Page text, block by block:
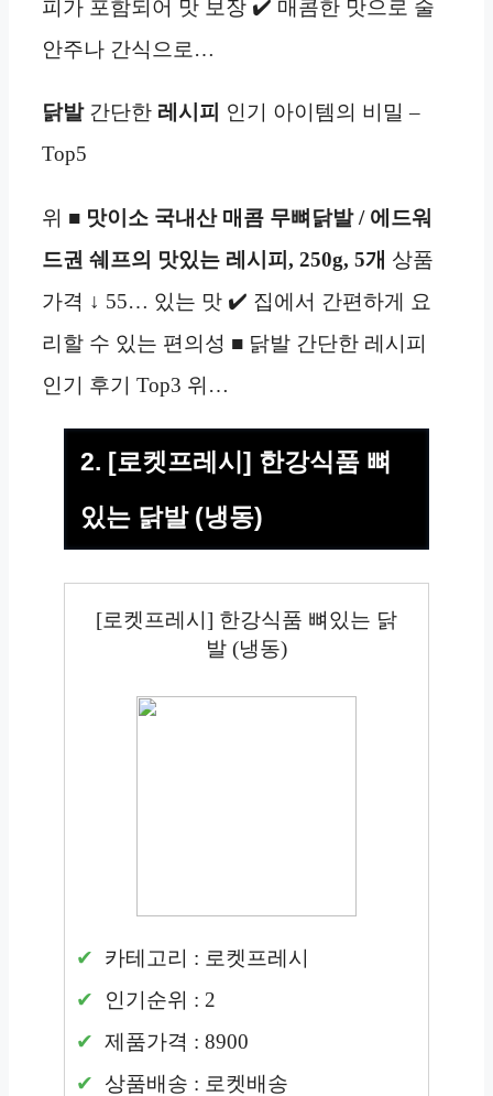
피가 포함되어 맛 보장 ✔️ 매콤한 맛으로 술
안주나 간식으로…
닭발간단한 레시피 인기 아이템의 비밀 –
Top5
위 ■ 맛이소 국내산 매콤 무뼈닭발 / 에드워
드권 쉐프의 맛있는 레시피, 250g, 5개 상품
가격 ↓ 55… 있는 맛 ✔️ 집에서 간편하게 요
리할 수 있는 편의성 ■ 닭발 간단한 레시피
인기 후기 Top3 위…
2. [로켓프레시] 한강식품 뼈
있는 닭발 (냉동)
[로켓프레시] 한강식품 뼈있는 닭
발 (냉동)
카테고리 : 로켓프레시
인기순위 : 2
제품가격 : 8900
상품배송 : 로켓배송